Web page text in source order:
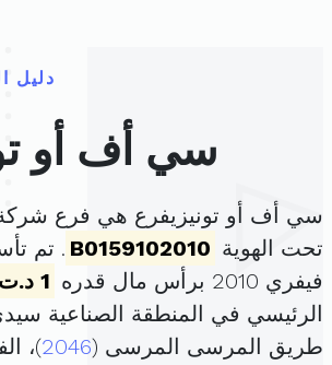
دليل
سي أف أو
سي أف أو تونيزيفرع هي فرع شركة
تحت الهوية B0159102010
فيفري 2010 برأس مال قدره
1 د.ت
طريق المرسى المرسى (2046)،